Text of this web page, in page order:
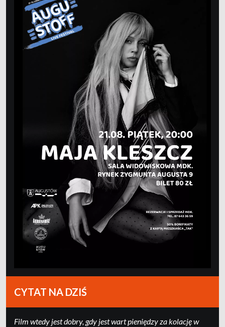
CYTAT NA DZIŚ
Film wtedy jest dobry, gdy jest wart pieniędzy za kolację w